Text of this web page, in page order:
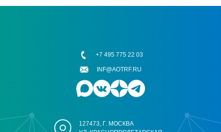
127473, Г. МОСКВА
+7 495 775 22 03
INF@AOTRF.RU